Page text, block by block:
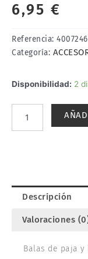
6,95 €
Referencia:
Categoría:
Disponibilidad: 2
BALAS
Descripción
Valoraciones
Balas de paja y